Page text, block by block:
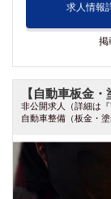
求人情報
掲
【自動車板金・
非公開求人（詳細は
自動車整備（板金・